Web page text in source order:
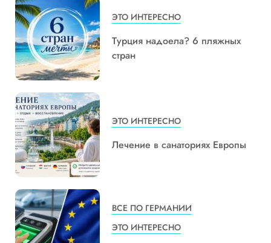
ЭТО ИНТЕРЕСНО
Турция надоела? 6 пляжных
стран
ЭТО ИНТЕРЕСНО
Лечение в санаториях Европы
ВСЕ ПО ГЕРМАНИИ
ЭТО ИНТЕРЕСНО